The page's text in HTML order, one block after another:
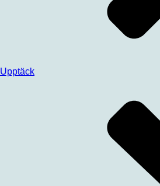
Upptäck